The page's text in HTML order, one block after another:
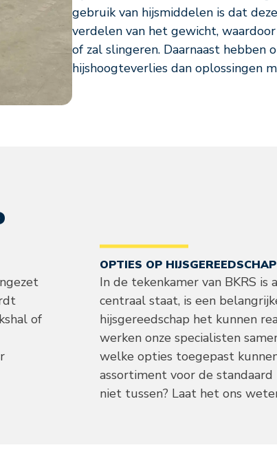
gebruik van hijsmiddelen is dat
verdelen van het gewicht,
of zal slingeren. Daarnaast hebben
hijshoogteverlies dan oplossingen
of
OPTIES OP HIJSGEREEDSCHAP
In de tekenkamer van BKRS
centraal staat, is een
hijsgereedschap het kunnen
werken onze specialisten
welke opties toegepast
assortiment voor de
niet tussen? Laat het ons